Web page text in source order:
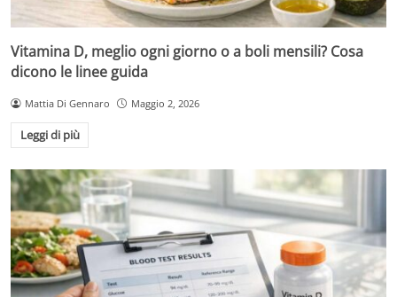
Vitamina D, meglio ogni giorno o a boli mensili? Cosa
dicono le linee guida
Mattia Di Gennaro Maggio 2, 2026
Leggi di più